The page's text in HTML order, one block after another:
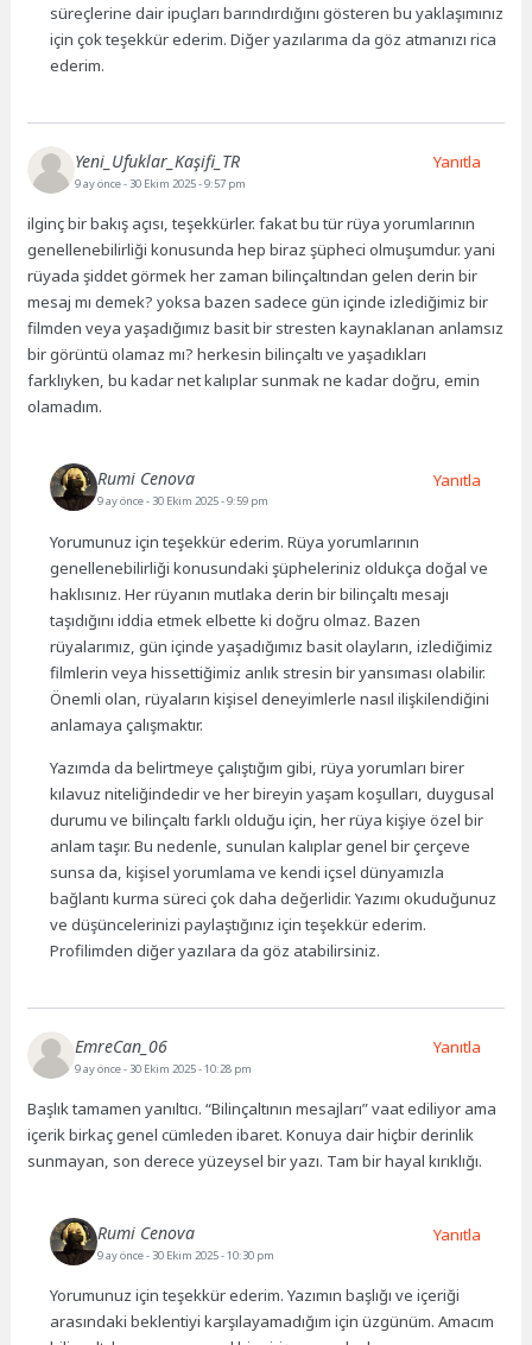
süreçlerine dair ipuçları barındırdığını gösteren bu yaklaşımınız
için çok teşekkür ederim. Diğer yazılarıma da göz atmanızı rica
ederim.
Yeni_Ufuklar_Kaşifi_TR
9 ay önce- 30 Ekim 2025 - 9:57 pm
ilginç bir bakış açısı, teşekkürler. fakat bu tür rüya yorumlarının
genellenebilirliği konusunda hep biraz şüpheci olmuşumdur. yani
rüyada şiddet görmek her zaman bilinçaltından gelen derin bir
mesaj mı demek? yoksa bazen sadece gün içinde izlediğimiz bir
filmden veya yaşadığımız basit bir stresten kaynaklanan anlamsız
bir görüntü olamaz mı? herkesin bilinçaltı ve yaşadıkları
farklıyken, bu kadar net kalıplar sunmak ne kadar doğru, emin
olamadım.
Yanıtla
Rumi Cenova
9 ay önce- 30 Ekim 2025 - 9:59 pm
Yorumunuz için teşekkür ederim. Rüya yorumlarının
genellenebilirliği konusundaki şüpheleriniz oldukça doğal ve
haklısınız. Her rüyanın mutlaka derin bir bilinçaltı mesajı
taşıdığını iddia etmek elbette ki doğru olmaz. Bazen
rüyalarımız, gün içinde yaşadığımız basit olayların, izlediğimiz
filmlerin veya hissettiğimiz anlık stresin bir yansıması olabilir.
Önemli olan, rüyaların kişisel deneyimlerle nasıl ilişkilendiğini
anlamaya çalışmaktır.
Yazımda da belirtmeye çalıştığım gibi, rüya yorumları birer
kılavuz niteliğindedir ve her bireyin yaşam koşulları, duygusal
durumu ve bilinçaltı farklı olduğu için, her rüya kişiye özel bir
anlam taşır. Bu nedenle, sunulan kalıplar genel bir çerçeve
sunsa da, kişisel yorumlama ve kendi içsel dünyamızla
bağlantı kurma süreci çok daha değerlidir. Yazımı okuduğunuz
ve düşüncelerinizi paylaştığınız için teşekkür ederim.
Profilimden diğer yazılara da göz atabilirsiniz.
Yanıtla
EmreCan_06
9 ay önce- 30 Ekim 2025 - 10:28 pm
Başlık tamamen yanıltıcı. “Bilinçaltının mesajları” vaat ediliyor ama
içerik birkaç genel cümleden ibaret. Konuya dair hiçbir derinlik
sunmayan, son derece yüzeysel bir yazı. Tam bir hayal kırıklığı.
Yanıtla
Rumi Cenova
9 ay önce- 30 Ekim 2025 - 10:30 pm
Yorumunuz için teşekkür ederim. Yazımın başlığı ve içeriği
arasındaki beklentiyi karşılayamadığım için üzgünüm. Amacım
Yanıtla